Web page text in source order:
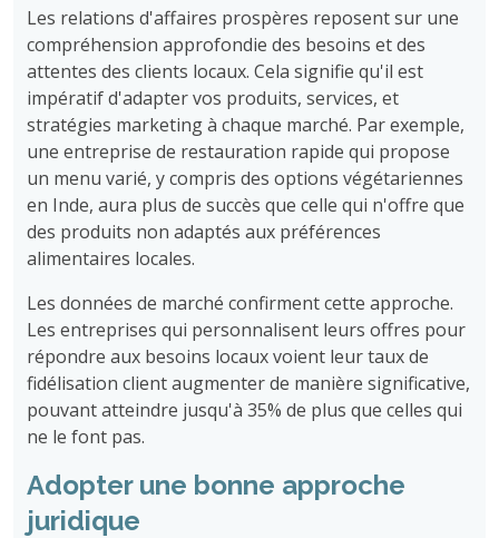
Les relations d'affaires prospères reposent sur une
compréhension approfondie des besoins et des
attentes des clients locaux. Cela signifie qu'il est
impératif d'adapter vos produits, services, et
stratégies marketing à chaque marché. Par exemple,
une entreprise de restauration rapide qui propose
un menu varié, y compris des options végétariennes
en Inde, aura plus de succès que celle qui n'offre que
des produits non adaptés aux préférences
alimentaires locales.
Les données de marché confirment cette approche.
Les entreprises qui personnalisent leurs offres pour
répondre aux besoins locaux voient leur taux de
fidélisation client augmenter de manière significative,
pouvant atteindre jusqu'à 35% de plus que celles qui
ne le font pas.
Adopter une bonne approche
juridique